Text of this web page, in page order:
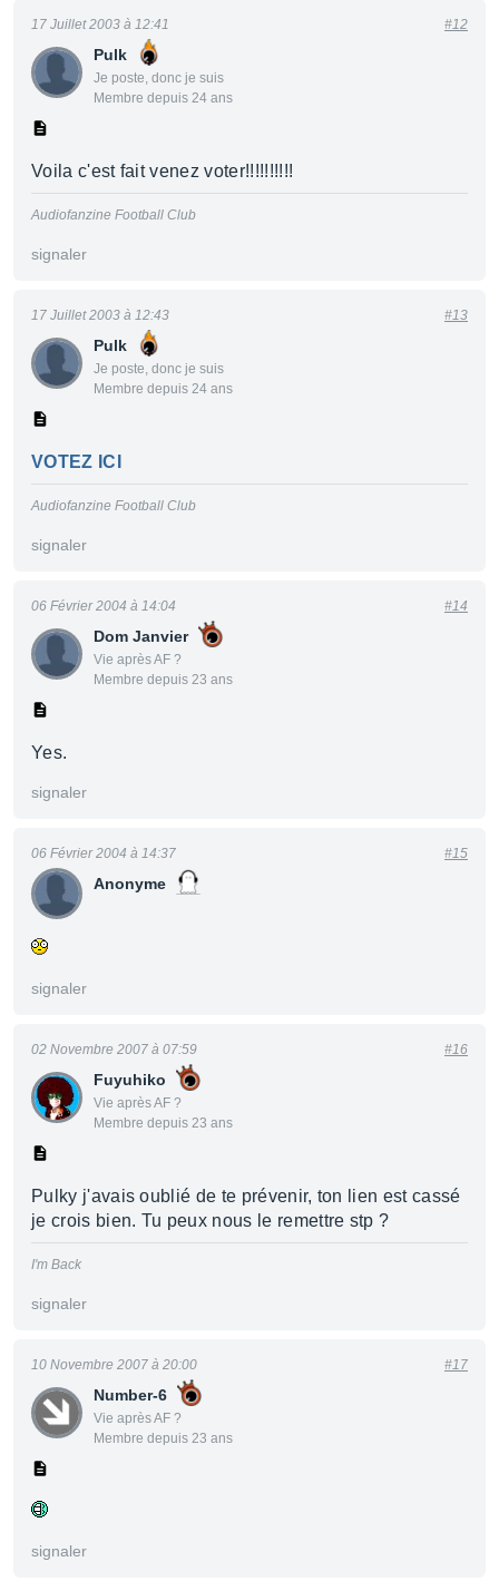
Pulk
Je poste, donc je suis
Membre depuis 24 ans
17 Juillet 2003 à 12:41 #12
Voila c'est fait venez voter!!!!!!!!!!
Audiofanzine Football Club
signaler
Pulk
Je poste, donc je suis
Membre depuis 24 ans
17 Juillet 2003 à 12:43 #13
VOTEZ ICI
Audiofanzine Football Club
signaler
Dom Janvier
Vie après AF ?
Membre depuis 23 ans
06 Février 2004 à 14:04 #14
Yes.
signaler
Anonyme
06 Février 2004 à 14:37 #15
signaler
Fuyuhiko
Vie après AF ?
Membre depuis 23 ans
02 Novembre 2007 à 07:59 #16
Pulky j'avais oublié de te prévenir, ton lien est cassé
je crois bien. Tu peux nous le remettre stp ?
I'm Back
signaler
Number-6
Vie après AF ?
Membre depuis 23 ans
10 Novembre 2007 à 20:00 #17
signaler